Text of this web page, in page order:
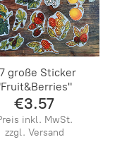
große Sticker
€3.57
inkl. MwSt.
zzgl. Versand